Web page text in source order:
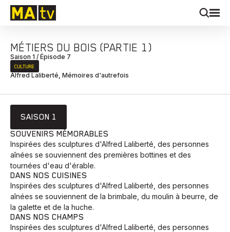
MÉTIERS DU BOIS (PARTIE 1)
Saison 1 / Épisode 7
CULTURE
Alfred Laliberté, Mémoires d'autrefois
SAISON 1
SOUVENIRS MÉMORABLES
Inspirées des sculptures d'Alfred Laliberté, des personnes
aînées se souviennent des premières bottines et des
tournées d'eau d'érable.
DANS NOS CUISINES
Inspirées des sculptures d'Alfred Laliberté, des personnes
aînées se souviennent de la brimbale, du moulin à beurre, de
la galette et de la huche.
DANS NOS CHAMPS
Inspirées des sculptures d'Alfred Laliberté, des personnes